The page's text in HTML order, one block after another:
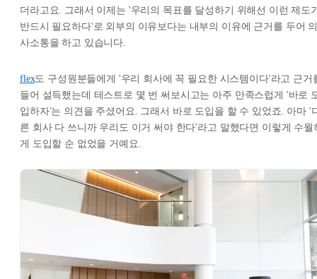
더라고요. 그래서 이제는 '우리의 목표를 달성하기 위해선 이런 제도
반드시 필요하다'로 외부의 이유보다는 내부의 이유에 근거를 두어
사소통을 하고 있습니다.
flex도 구성원분들에게 '우리 회사에 꼭 필요한 시스템이다'라고 근거
들어 설득했는데 테스트로 몇 번 써보시고는 아주 만족스럽게 '바로
입하자'는 의견을 주셨어요. 그래서 바로 도입을 할 수 있었죠. 아마 '
른 회사 다 쓰니까 우리도 이거 써야 한다'라고 말했다면 이렇게 수월
게 도입할 순 없었을 거예요.